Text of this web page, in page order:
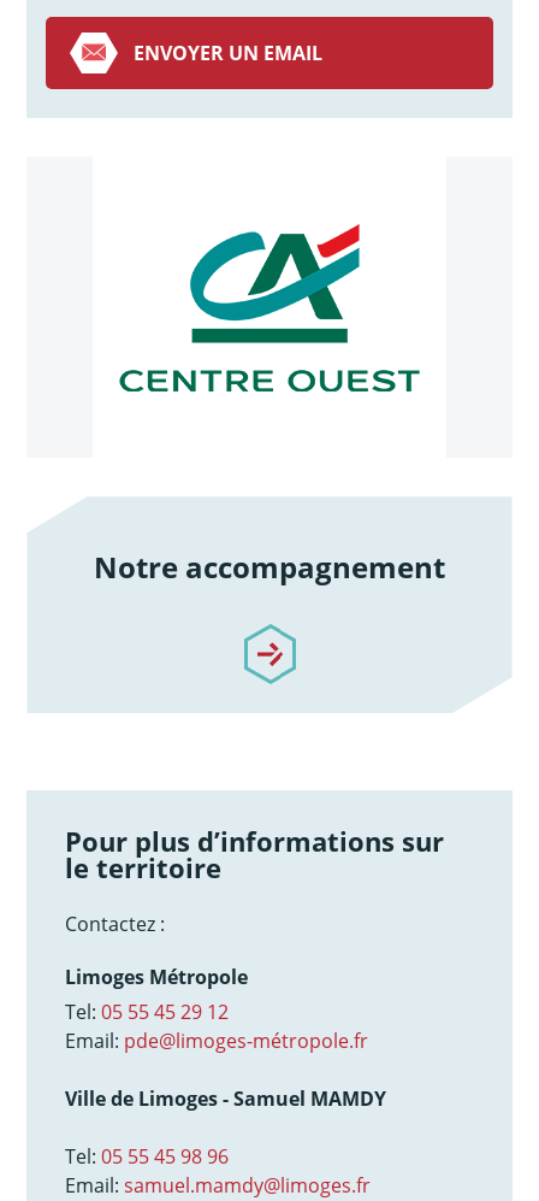
ENVOYER UN EMAIL
Notre accompagnement
/notre-accompagnement
Pour plus d’informations sur
le territoire
Contactez :
Limoges Métropole
Tel:05 55 45 29 12
Email: pde@limoges-métropole.fr
Ville de Limoges - Samuel MAMDY
Tel:05 55 45 98 96
Email:samuel.mamdy@limoges.fr